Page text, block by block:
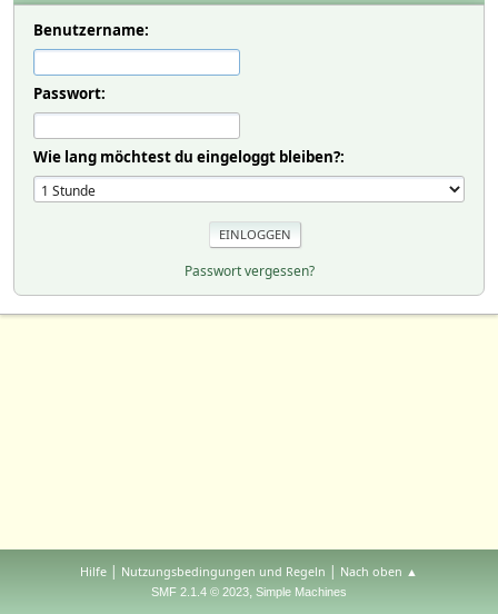
Benutzername:
Passwort:
Wie lang möchtest du eingeloggt bleiben?:
Passwort vergessen?
Hilfe | Nutzungsbedingungen und Regeln | Nach oben ▲
SMF 2.1.4 © 2023, Simple Machines